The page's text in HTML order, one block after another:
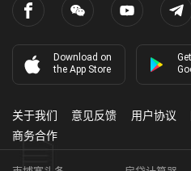
Download on
the App Store
关于我们 意见反馈 用户协议
商务合作